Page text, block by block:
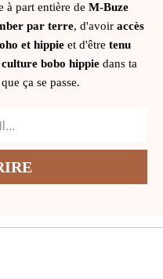
à part entière de M-Buze
par terre, d'avoir accès
et hippieet d'être tenu
bobo hippie dans ta
ça se passe.